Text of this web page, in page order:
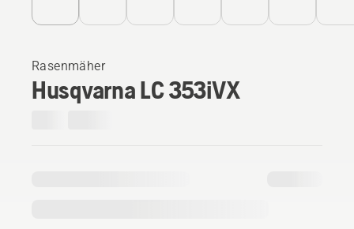
Rasenmäher
Husqvarna LC 353iVX